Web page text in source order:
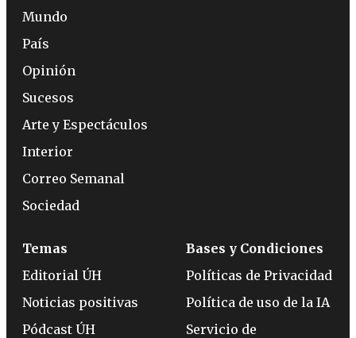
Mundo
País
Opinión
Sucesos
Arte y Espectáculos
Interior
Correo Semanal
Sociedad
Temas
Editorial ÚH
Noticias positivas
Pódcast ÚH
Bases y Condiciones
Políticas de Privacidad
Política de uso de la IA
Servicio de